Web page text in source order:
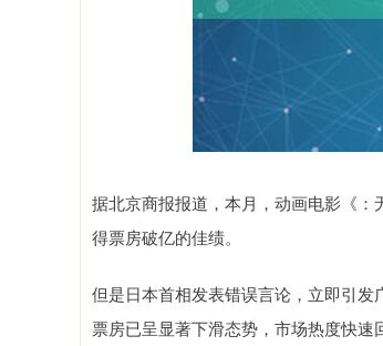
据北京商报报道，本月，动画电影《
得票房破亿的佳绩。
但是日本首相发表错误言论，立即引
票房已呈显著下滑态势，市场热度快速